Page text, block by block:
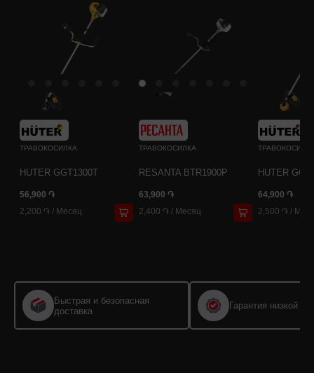
ТРАВОКОСИЛКА
HUTER GGT1300T
56,900 ֏
2,200 ֏ / Месяц
ТРАВОКОСИЛКА
RESANTA BTR1900P
63,900 ֏
2,400 ֏ / Месяц
HUTER
64,900 ֏
2,500 ֏ /
Быстрая и безопасная
доставка
Гарантия низкой